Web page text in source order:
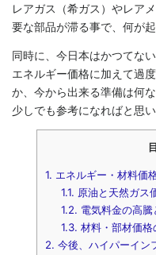
レアガス（希ガス）やレア
要な部品が滞る事で、何が起
同時に、今日本はかつてな
エネルギー価格に加えて過
か、今から出来る準備は何
少しでも参考になればと思い
1. エネルギー・材料価
1.1. 原油と天然ガス
1.2. 電気料金の高騰
1.3. 材料・部材価格
2. 今後、ハイパーイン